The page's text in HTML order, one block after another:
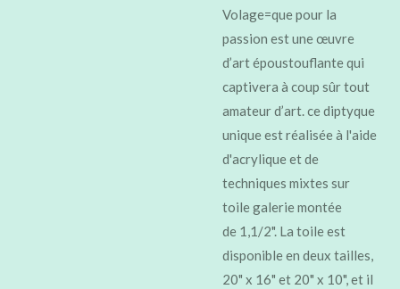
Volage=que pour la
passion est une œuvre
d’art époustouflante qui
captivera à coup sûr tout
amateur d’art. ce diptyque
unique est réalisée à l'aide
d'acrylique et de
techniques mixtes sur
toile galerie montée
de 1,1/2". La toile est
disponible en deux tailles,
20" x 16" et 20" x 10", et il